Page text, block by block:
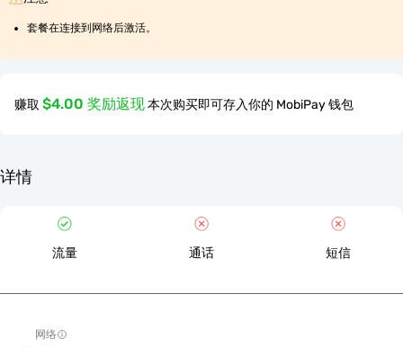
套餐在连接到网络后激活。
赚取 $4.00 奖励返现本次购买即可存入你的 MobiPay 钱包
详情
流量 通话 短信
网络